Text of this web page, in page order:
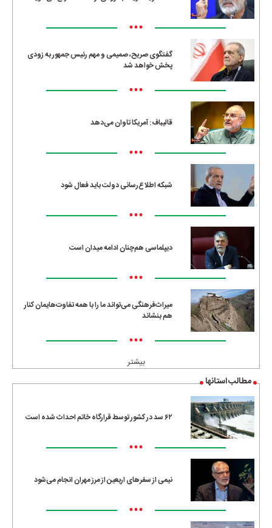
•••
گفتگوی صریح، صمیمی و مهم رئیس جمهور به زودی
پخش خواهد شد
•••
قالیباف: آمریکا تاوان می‌دهد
•••
شبکه اطلاع‌رسانی دولت باید فعال شود
•••
دیپلماسی هم‌چنان ادامه میدان است
•••
میراث‌فرهنگی می‌تواند ما را با همه تفاوت‌هایمان کنار
هم بنشاند
•••
بیشتر
مطالب استانها
۶۲ سد در کشور توسط قرارگاه خاتم احداث شده است
•••
نیمی از سفرهای اربعین از مرز مهران انجام می‌شود
•••